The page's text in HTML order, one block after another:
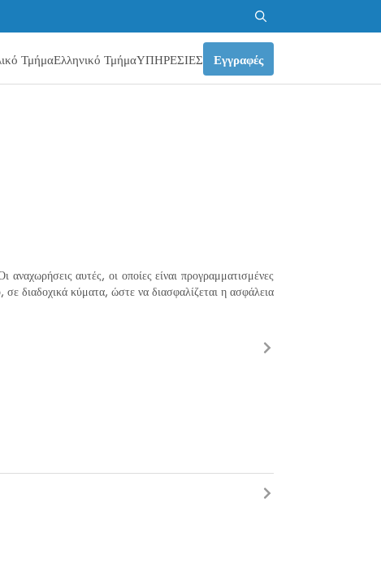
Αναζήτηση
για:
ΤμήμαΕλληνικό ΤμήμαΥΠΗΡΕΣΙΕΣ Εγγραφές
αναχωρήσεις αυτές, οι οποίες είναι προγραμματισμένες
διαδοχικά κύματα, ώστε να διασφαλίζεται η ασφάλεια